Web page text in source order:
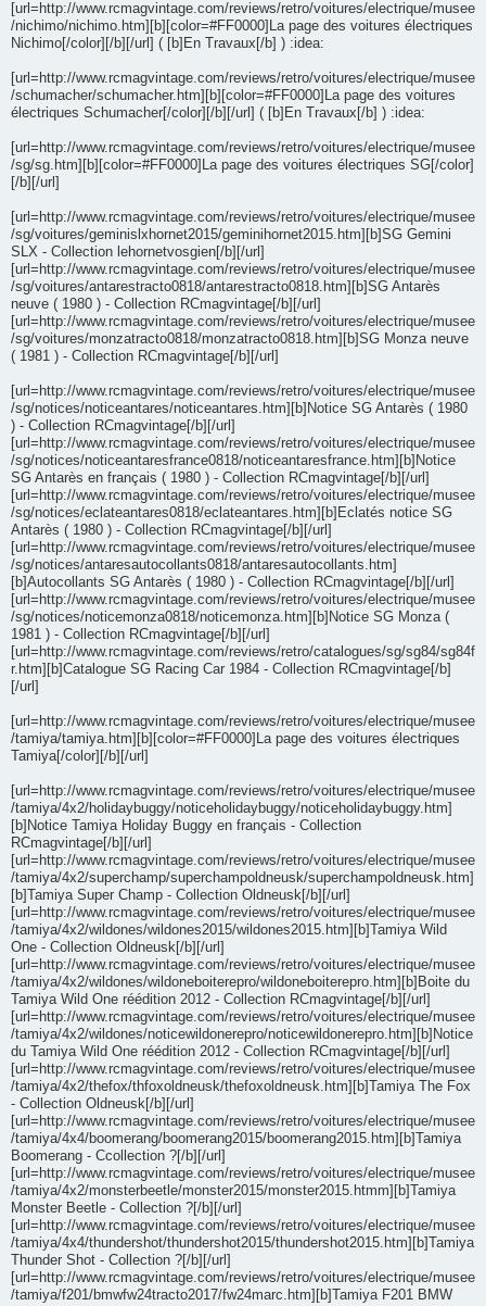
[url=http://www.rcmagvintage.com/reviews/retro/voitures/electrique/musee
/nichimo/nichimo.htm][b][color=#FF0000]La page des voitures électriques
Nichimo[/color][/b][/url] ( [b]En Travaux[/b] ) :idea:
[url=http://www.rcmagvintage.com/reviews/retro/voitures/electrique/musee
/schumacher/schumacher.htm][b][color=#FF0000]La page des voitures
électriques Schumacher[/color][/b][/url] ( [b]En Travaux[/b] ) :idea:
[url=http://www.rcmagvintage.com/reviews/retro/voitures/electrique/musee
/sg/sg.htm][b][color=#FF0000]La page des voitures électriques SG[/color]
[/b][/url]
[url=http://www.rcmagvintage.com/reviews/retro/voitures/electrique/musee
/sg/voitures/geminislxhornet2015/geminihornet2015.htm][b]SG Gemini
SLX - Collection lehornetvosgien[/b][/url]
[url=http://www.rcmagvintage.com/reviews/retro/voitures/electrique/musee
/sg/voitures/antarestracto0818/antarestracto0818.htm][b]SG Antarès
neuve ( 1980 ) - Collection RCmagvintage[/b][/url]
[url=http://www.rcmagvintage.com/reviews/retro/voitures/electrique/musee
/sg/voitures/monzatracto0818/monzatracto0818.htm][b]SG Monza neuve
( 1981 ) - Collection RCmagvintage[/b][/url]
[url=http://www.rcmagvintage.com/reviews/retro/voitures/electrique/musee
/sg/notices/noticeantares/noticeantares.htm][b]Notice SG Antarès ( 1980
) - Collection RCmagvintage[/b][/url]
[url=http://www.rcmagvintage.com/reviews/retro/voitures/electrique/musee
/sg/notices/noticeantaresfrance0818/noticeantaresfrance.htm][b]Notice
SG Antarès en français ( 1980 ) - Collection RCmagvintage[/b][/url]
[url=http://www.rcmagvintage.com/reviews/retro/voitures/electrique/musee
/sg/notices/eclateantares0818/eclateantares.htm][b]Eclatés notice SG
Antarès ( 1980 ) - Collection RCmagvintage[/b][/url]
[url=http://www.rcmagvintage.com/reviews/retro/voitures/electrique/musee
/sg/notices/antaresautocollants0818/antaresautocollants.htm]
[b]Autocollants SG Antarès ( 1980 ) - Collection RCmagvintage[/b][/url]
[url=http://www.rcmagvintage.com/reviews/retro/voitures/electrique/musee
/sg/notices/noticemonza0818/noticemonza.htm][b]Notice SG Monza (
1981 ) - Collection RCmagvintage[/b][/url]
[url=http://www.rcmagvintage.com/reviews/retro/catalogues/sg/sg84/sg84f
r.htm][b]Catalogue SG Racing Car 1984 - Collection RCmagvintage[/b]
[/url]
[url=http://www.rcmagvintage.com/reviews/retro/voitures/electrique/musee
/tamiya/tamiya.htm][b][color=#FF0000]La page des voitures électriques
Tamiya[/color][/b][/url]
[url=http://www.rcmagvintage.com/reviews/retro/voitures/electrique/musee
/tamiya/4x2/holidaybuggy/noticeholidaybuggy/noticeholidaybuggy.htm]
[b]Notice Tamiya Holiday Buggy en français - Collection
RCmagvintage[/b][/url]
[url=http://www.rcmagvintage.com/reviews/retro/voitures/electrique/musee
/tamiya/4x2/superchamp/superchampoldneusk/superchampoldneusk.htm]
[b]Tamiya Super Champ - Collection Oldneusk[/b][/url]
[url=http://www.rcmagvintage.com/reviews/retro/voitures/electrique/musee
/tamiya/4x2/wildones/wildones2015/wildones2015.htm][b]Tamiya Wild
One - Collection Oldneusk[/b][/url]
[url=http://www.rcmagvintage.com/reviews/retro/voitures/electrique/musee
/tamiya/4x2/wildones/wildoneboiterepro/wildoneboiterepro.htm][b]Boite du
Tamiya Wild One réédition 2012 - Collection RCmagvintage[/b][/url]
[url=http://www.rcmagvintage.com/reviews/retro/voitures/electrique/musee
/tamiya/4x2/wildones/noticewildonerepro/noticewildonerepro.htm][b]Notice
du Tamiya Wild One réédition 2012 - Collection RCmagvintage[/b][/url]
[url=http://www.rcmagvintage.com/reviews/retro/voitures/electrique/musee
/tamiya/4x2/thefox/thfoxoldneusk/thefoxoldneusk.htm][b]Tamiya The Fox
- Collection Oldneusk[/b][/url]
[url=http://www.rcmagvintage.com/reviews/retro/voitures/electrique/musee
/tamiya/4x4/boomerang/boomerang2015/boomerang2015.htm][b]Tamiya
Boomerang - Ccollection ?[/b][/url]
[url=http://www.rcmagvintage.com/reviews/retro/voitures/electrique/musee
/tamiya/4x2/monsterbeetle/monster2015/monster2015.htmm][b]Tamiya
Monster Beetle - Collection ?[/b][/url]
[url=http://www.rcmagvintage.com/reviews/retro/voitures/electrique/musee
/tamiya/4x4/thundershot/thundershot2015/thundershot2015.htm][b]Tamiya
Thunder Shot - Collection ?[/b][/url]
[url=http://www.rcmagvintage.com/reviews/retro/voitures/electrique/musee
/tamiya/f201/bmwfw24tracto2017/fw24marc.htm][b]Tamiya F201 BMW